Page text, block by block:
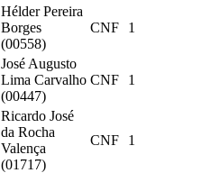
Hélder Pereira
Borges
(00558)
CNF 1
José Augusto
Lima Carvalho
(00447)
CNF 1
Ricardo José
da Rocha
Valença
(01717)
CNF 1